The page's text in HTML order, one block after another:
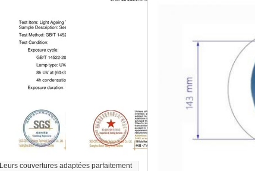
Leurs couvertures adaptées parfaitement